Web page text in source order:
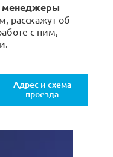
менеджеры
расскажут об
с ним,
Адрес и схема
проезда